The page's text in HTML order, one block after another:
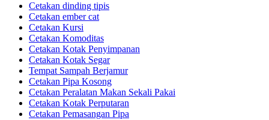
Cetakan dinding tipis
Cetakan ember cat
Cetakan Kursi
Cetakan Komoditas
Cetakan Kotak Penyimpanan
Cetakan Kotak Segar
Tempat Sampah Berjamur
Cetakan Pipa Kosong
Cetakan Peralatan Makan Sekali Pakai
Cetakan Kotak Perputaran
Cetakan Pemasangan Pipa